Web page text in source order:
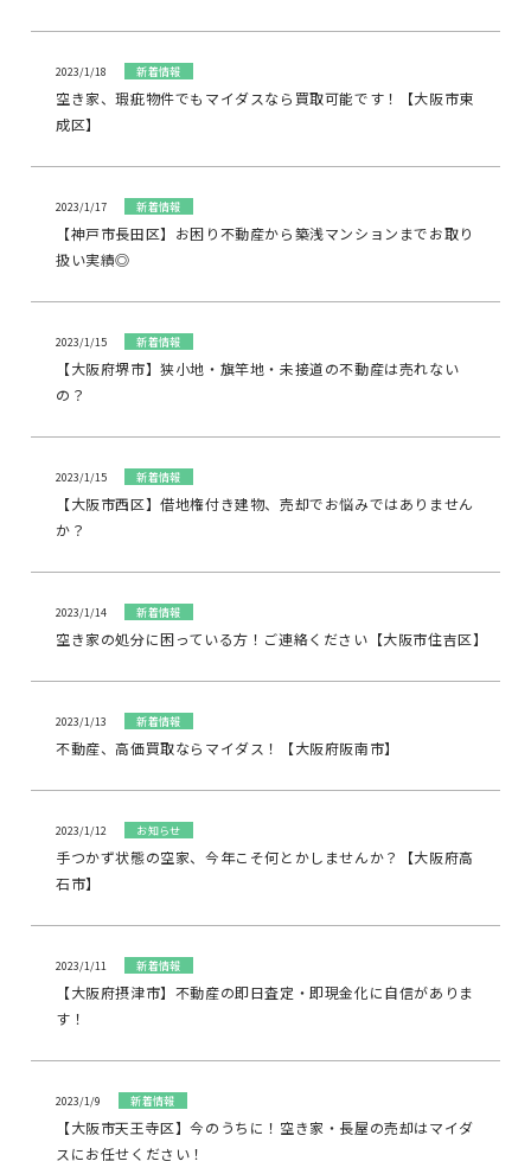
2023/1/18 新着情報
空き家、瑕疵物件でもマイダスなら買取可能です！【大阪市東
成区】
2023/1/17 新着情報
【神戸市長田区】お困り不動産から築浅マンションまでお取り
扱い実績◎
2023/1/15 新着情報
【大阪府堺市】狭小地・旗竿地・未接道の不動産は売れない
の？
2023/1/15 新着情報
【大阪市西区】借地権付き建物、売却でお悩みではありません
か？
2023/1/14 新着情報
空き家の処分に困っている方！ご連絡ください【大阪市住吉区】
2023/1/13 新着情報
不動産、高価買取ならマイダス！【大阪府阪南市】
2023/1/12 お知らせ
手つかず状態の空家、今年こそ何とかしませんか？【大阪府高
石市】
2023/1/11 新着情報
【大阪府摂津市】不動産の即日査定・即現金化に自信がありま
す！
2023/1/9 新着情報
【大阪市天王寺区】今のうちに！空き家・長屋の売却はマイダ
スにお任せください！